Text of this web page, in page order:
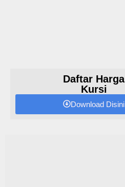
Daftar Harga
Kursi
Download Disini